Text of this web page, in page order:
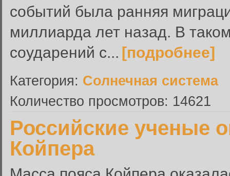
событий была ранняя
миллиарда лет назад. В
соударений с... [подробнее]
Категория: Солнечная система
Количество просмотров: 14621
Российские ученые
Койпера